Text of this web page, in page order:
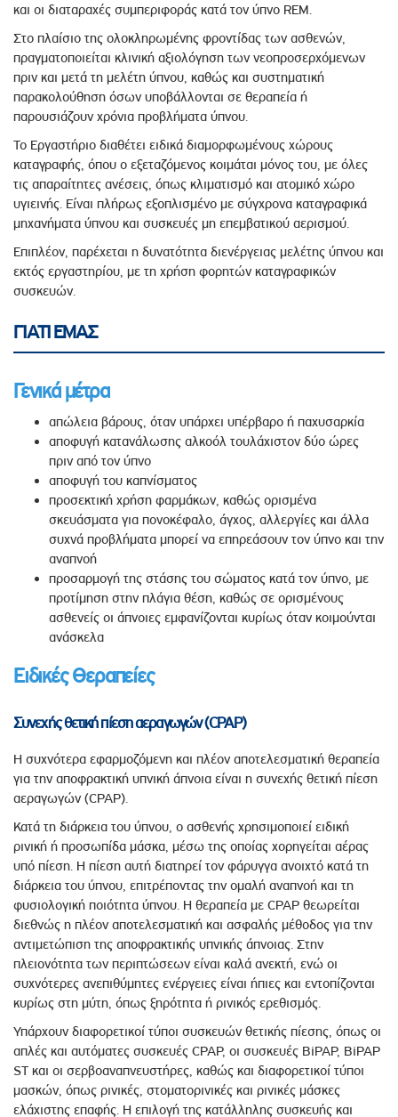
και οι διαταραχές συμπεριφοράς κατά τον ύπνο REM.
Στο πλαίσιο της ολοκληρωμένης φροντίδας των ασθενών,
πραγματοποιείται κλινική αξιολόγηση των νεοπροσερχόμενων
πριν και μετά τη μελέτη ύπνου, καθώς και συστηματική
παρακολούθηση όσων υποβάλλονται σε θεραπεία ή
παρουσιάζουν χρόνια προβλήματα ύπνου.
Το Εργαστήριο διαθέτει ειδικά διαμορφωμένους χώρους
καταγραφής, όπου ο εξεταζόμενος κοιμάται μόνος του, με όλες
τις απαραίτητες ανέσεις, όπως κλιματισμό και ατομικό χώρο
υγιεινής. Είναι πλήρως εξοπλισμένο με σύγχρονα καταγραφικά
μηχανήματα ύπνου και συσκευές μη επεμβατικού αερισμού.
Επιπλέον, παρέχεται η δυνατότητα διενέργειας μελέτης ύπνου και
εκτός εργαστηρίου, με τη χρήση φορητών καταγραφικών
συσκευών.
ΓΙΑΤΙ ΕΜΑΣ
Γενικά μέτρα
απώλεια βάρους, όταν υπάρχει υπέρβαρο ή παχυσαρκία
αποφυγή κατανάλωσης αλκοόλ τουλάχιστον δύο ώρες
πριν από τον ύπνο
αποφυγή του καπνίσματος
προσεκτική χρήση φαρμάκων, καθώς ορισμένα
σκευάσματα για πονοκέφαλο, άγχος, αλλεργίες και άλλα
συχνά προβλήματα μπορεί να επηρεάσουν τον ύπνο και την
αναπνοή
προσαρμογή της στάσης του σώματος κατά τον ύπνο, με
προτίμηση στην πλάγια θέση, καθώς σε ορισμένους
ασθενείς οι άπνοιες εμφανίζονται κυρίως όταν κοιμούνται
ανάσκελα
Ειδικές Θεραπείες
Συνεχής θετική πίεση αεραγωγών (CPAP)
Η συχνότερα εφαρμοζόμενη και πλέον αποτελεσματική θεραπεία
για την αποφρακτική υπνική άπνοια είναι η συνεχής θετική πίεση
αεραγωγών (CPAP).
Κατά τη διάρκεια του ύπνου, ο ασθενής χρησιμοποιεί ειδική
ρινική ή προσωπίδα μάσκα, μέσω της οποίας χορηγείται αέρας
υπό πίεση. Η πίεση αυτή διατηρεί τον φάρυγγα ανοιχτό κατά τη
διάρκεια του ύπνου, επιτρέποντας την ομαλή αναπνοή και τη
φυσιολογική ποιότητα ύπνου. Η θεραπεία με CPAP θεωρείται
διεθνώς η πλέον αποτελεσματική και ασφαλής μέθοδος για την
αντιμετώπιση της αποφρακτικής υπνικής άπνοιας. Στην
πλειονότητα των περιπτώσεων είναι καλά ανεκτή, ενώ οι
συχνότερες ανεπιθύμητες ενέργειες είναι ήπιες και εντοπίζονται
κυρίως στη μύτη, όπως ξηρότητα ή ρινικός ερεθισμός.
Υπάρχουν διαφορετικοί τύποι συσκευών θετικής πίεσης, όπως οι
απλές και αυτόματες συσκευές CPAP, οι συσκευές BiPAP, BiPAP
ST και οι σερβοαναπνευστήρες, καθώς και διαφορετικοί τύποι
μασκών, όπως ρινικές, στοματορινικές και ρινικές μάσκες
ελάχιστης επαφής. Η επιλογή της κατάλληλης συσκευής και